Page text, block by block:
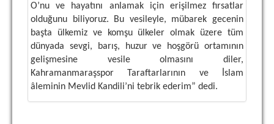
KULÜP
AMBLEM
SPOR TESİSLERİ
YÖNETİM KURULU
O’nu ve hayatını anlamak için erişilmez fırsatlar
olduğunu biliyoruz. Bu vesileyle, mübarek gecenin
başta ülkemiz ve komşu ülkeler olmak üzere tüm
dünyada sevgi, barış, huzur ve hoşgörü ortamının
gelişmesine vesile olmasını diler,
Kahramanmaraşspor Taraftarlarının ve İslam
âleminin Mevlid Kandili’ni tebrik ederim” dedi.